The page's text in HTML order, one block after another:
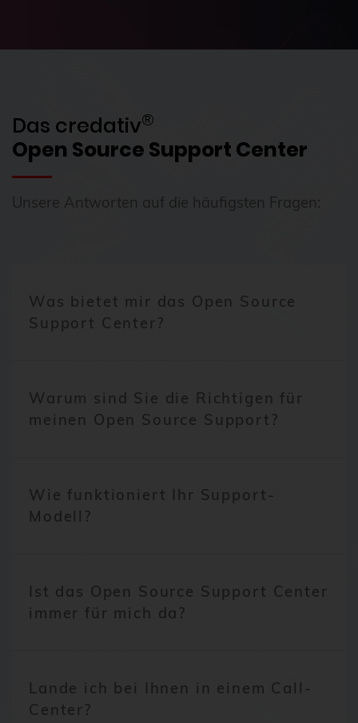
Das credativ®
Open Source Support Center
Unsere Antworten auf die häufigsten Fragen:
Was bietet mir das Open Source
Support Center?
Warum sind Sie die Richtigen für
meinen Open Source Support?
Wie funktioniert Ihr Support-
Modell?
Ist das Open Source Support Center
immer für mich da?
Lande ich bei Ihnen in einem Call-
Center?